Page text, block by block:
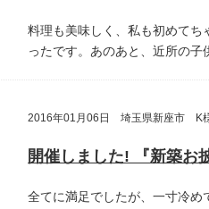
料理も美味しく、私も初めて
ったです。あのあと、近所の
2016年01月06日 埼玉県新座市 K
全てに満足でしたが、一寸冷め